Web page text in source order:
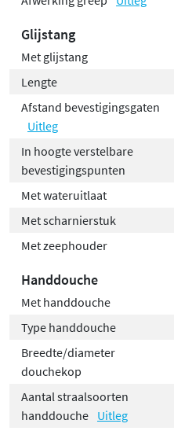
Glijstang
Met glijstang
Lengte
Afstand bevestigingsgaten
Uitleg
In hoogte verstelbare
bevestigingspunten
Met wateruitlaat
Met scharnierstuk
Met zeephouder
Handdouche
Met handdouche
Type handdouche
Breedte/diameter
douchekop
Aantal straalsoorten
handdouche Uitleg